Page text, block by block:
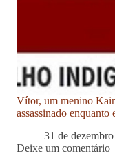
Vítor, um menino
assassinado enquanto
31 de
Deixe um comentário